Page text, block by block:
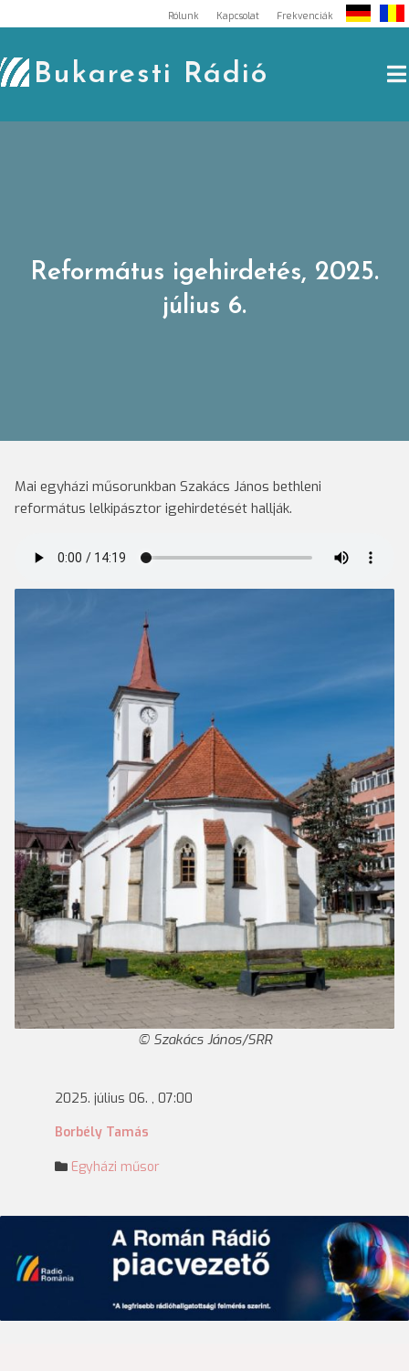
to
content
Rólunk Kapcsolat Frekvenciák
Bukaresti Rádió
Református igehirdetés, 2025.
július 6.
Mai egyházi műsorunkban Szakács János bethleni
református lelkipásztor igehirdetését hallják.
Szakács János/SRR
2025. július 06. , 07:00
Borbély Tamás
Egyházi műsor